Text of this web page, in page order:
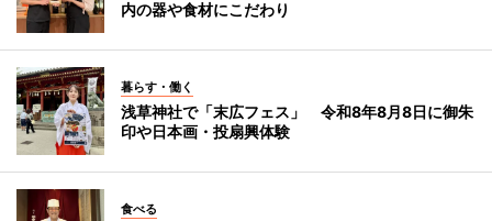
内の器や食材にこだわり
暮らす・働く
浅草神社で「末広フェス」 令和8年8月8日に御朱
印や日本画・投扇興体験
食べる